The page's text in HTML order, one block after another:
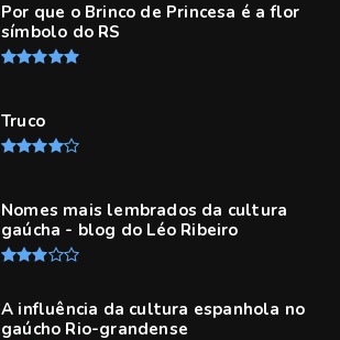
Por que o Brinco de Princesa é a flor
símbolo do RS
Truco
Nomes mais lembrados da cultura
gaúcha - blog do Léo Ribeiro
A influência da cultura espanhola no
gaúcho Rio-grandense